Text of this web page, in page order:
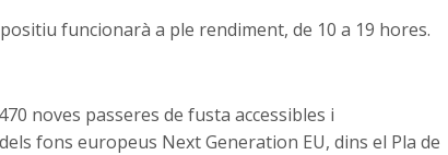
funcionarà a ple rendiment, de 10 a 19 hores.
noves passeres de fusta accessibles i
fons europeus Next Generation EU, dins el Pla de